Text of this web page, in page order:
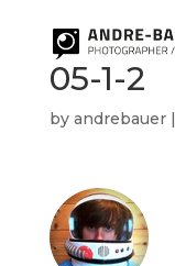
05-1-2
by andrebauer|